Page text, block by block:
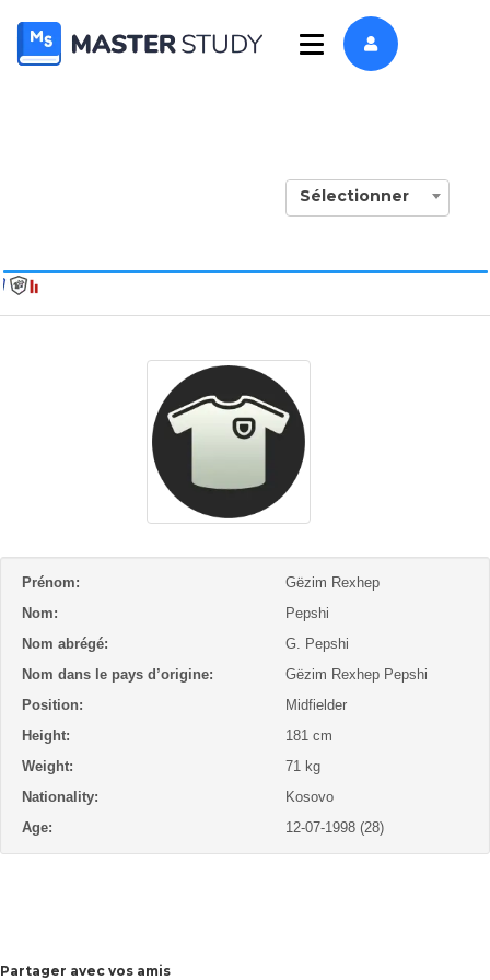
Sélectionner
Prénom:
Gëzim Rexhep
Nom:
Pepshi
Nom abrégé:
G. Pepshi
Nom dans le pays d’origine:
Gëzim Rexhep Pepshi
Position:
Midfielder
Height:
181 cm
Weight:
71 kg
Nationality:
Kosovo
Age:
12-07-1998 (28)
Partager avec vos amis